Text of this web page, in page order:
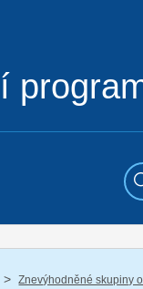
/ Znevýhodněné skupiny